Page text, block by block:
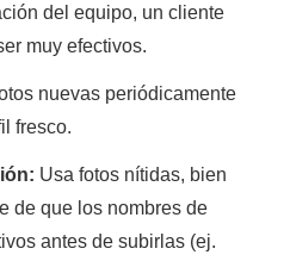
del equipo, un cliente
muy efectivos.
nuevas periódicamente
fresco.
Usa fotos nítidas, bien
de que los nombres de
antes de subirlas (ej.